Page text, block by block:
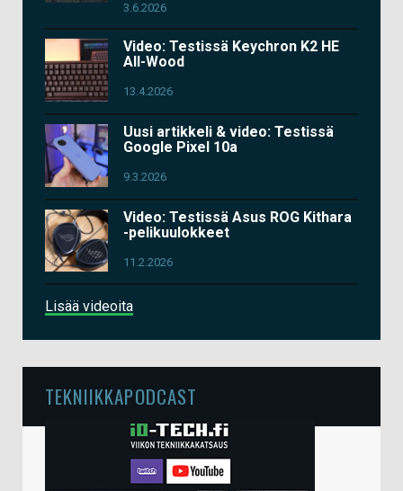
3.6.2026
Video: Testissä Keychron K2 HE
All-Wood
13.4.2026
Uusi artikkeli & video: Testissä
Google Pixel 10a
9.3.2026
Video: Testissä Asus ROG Kithara
-pelikuulokkeet
11.2.2026
Lisää videoita
TEKNIIKKAPODCAST